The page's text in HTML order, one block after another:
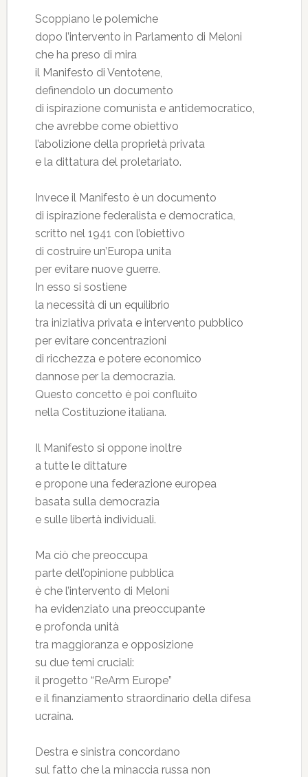
Scoppiano le polemiche
dopo l’intervento in Parlamento di Meloni
che ha preso di mira
il Manifesto di Ventotene,
definendolo un documento
di ispirazione comunista e antidemocratico,
che avrebbe come obiettivo
l’abolizione della proprietà privata
e la dittatura del proletariato.
Invece il Manifesto è un documento
di ispirazione federalista e democratica,
scritto nel 1941 con l’obiettivo
di costruire un’Europa unita
per evitare nuove guerre.
In esso si sostiene
la necessità di un equilibrio
tra iniziativa privata e intervento pubblico
per evitare concentrazioni
di ricchezza e potere economico
dannose per la democrazia.
Questo concetto è poi confluito
nella Costituzione italiana.
Il Manifesto si oppone inoltre
a tutte le dittature
e propone una federazione europea
basata sulla democrazia
e sulle libertà individuali.
Ma ciò che preoccupa
parte dell’opinione pubblica
è che l’intervento di Meloni
ha evidenziato una preoccupante
e profonda unità
tra maggioranza e opposizione
su due temi cruciali:
il progetto “ReArm Europe”
e il finanziamento straordinario della difesa
ucraina.
Destra e sinistra concordano
sul fatto che la minaccia russa non